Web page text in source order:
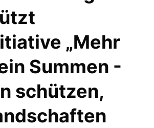
NEUIGKEITEN
Mitglied werden
SPENDEN
„Mehr
Summen -
schützen,